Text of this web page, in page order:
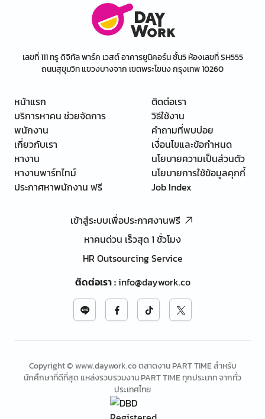
เลขที่ 111 ทรู ดิจิทัล พาร์ค เวสต์ อาคารยูนิคอร์น ชั้น5 ห้องเลขที่ SH555
ถนนสุขุมวิท แขวงบางจาก เขตพระโขนง กรุงเทพ 10260
หน้าแรก
บริการหาคน ช่วยจัดการ
พนักงาน
เกี่ยวกับเรา
หางาน
หางานพาร์ทไทม์
ประกาศหาพนักงาน ฟรี
ติดต่อเรา
วิธีใช้งาน
คำถามที่พบบ่อย
เงื่อนไขและข้อกำหนด
นโยบายความเป็นส่วนตัว
นโยบายการใช้ข้อมูลคุกกี้
Job Index
เข้าสู่ระบบเพื่อประกาศงานฟรี
หาคนด่วน เร็วสุด 1 ชั่วโมง
HR Outsourcing Service
ติดต่อเรา:info@daywork.co
Copyright © www.daywork.co ตลาดงาน PART TIME สำหรับ
นักศึกษาที่ดีที่สุด แหล่งรวบรวมงาน PART TIME ทุกประเภท จากทั่ว
ประเทศไทย